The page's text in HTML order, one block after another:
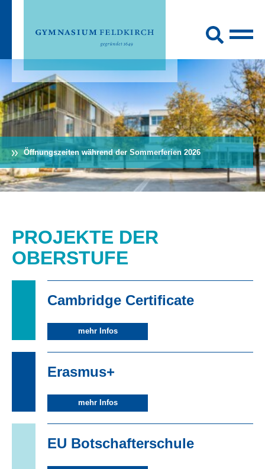
Öffnungszeiten während der Sommerferien 2026
PROJEKTE DER
OBERSTUFE
Cambridge Certificate
mehr Infos
Erasmus+
mehr Infos
EU Botschafterschule